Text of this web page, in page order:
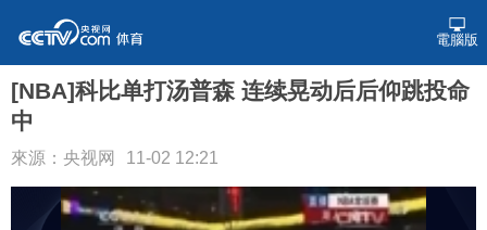
電腦版
[NBA]科比单打汤普森 连续晃动后后仰跳投命
中
來源：央视网 11-02 12:21